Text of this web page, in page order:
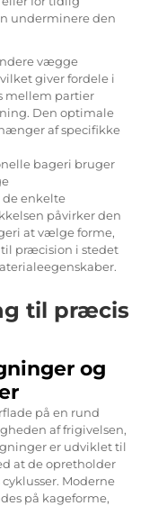
underminere den
vægge
giver fordele i
mellem partier
Den optimale
af specifikke
bageri bruger
de enkelte
påvirker den
at vælge forme,
til præcision i stedet
til præcis
og
på en rund
af frigivelsen,
er udviklet til
at de opretholder
Moderne
på kageforme,